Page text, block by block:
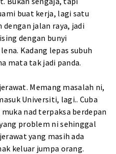
buat kerja, lagi satu
dengan jalan raya, jadi
dengan bunyi
Kadang lepas subuh
mata tak jadi panda.
Memang masalah ni,
Universiti, lagi.. Cuba
nad terpaksa berdepan
problem ni sehinggal
yang masih ada
keluar jumpa orang.